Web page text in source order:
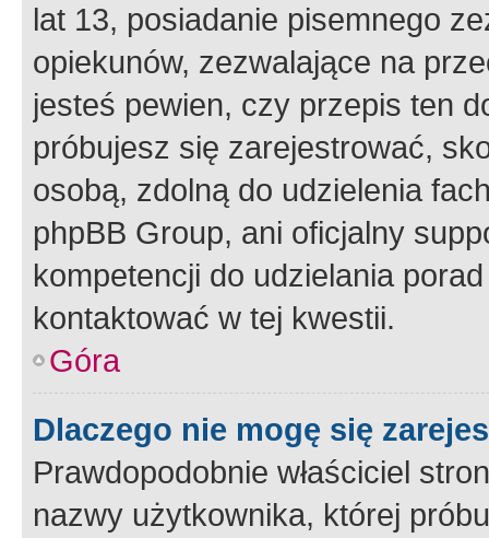
lat 13, posiadanie pisemnego
opiekunów, zezwalające na
jesteś pewien, czy przepis ten
próbujesz się zarejestrować,
osobą, zdolną do udzielenia
phpBB Group, ani oficjalny
kompetencji do udzielania
kontaktować w tej kwestii.
Góra
Dlaczego nie mogę się
Prawdopodobnie właściciel
nazwy użytkownika, której